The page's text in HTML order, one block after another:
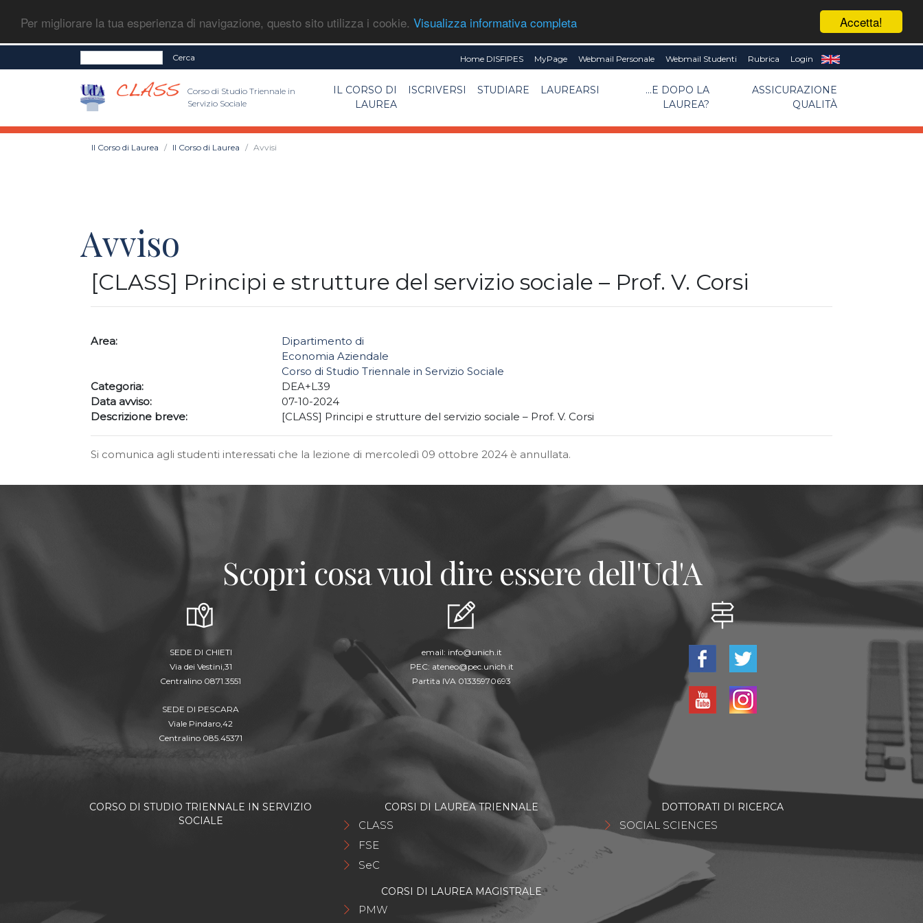
Accetta!
Per migliorare la tua esperienza di navigazione, questo sito utilizza i cookie. Visualizza informativa completa
Cerca Home DISFIPES MyPage Webmail Personale Webmail Studenti Rubrica Login
Corso di Studio Triennale in
Servizio Sociale
IL CORSO DI
LAUREA
ISCRIVERSI STUDIARE LAUREARSI
...E DOPO LA
LAUREA?
ASSICURAZIONE
QUALITÀ
Il Corso di Laurea Il Corso di Laurea Avvisi
Avviso
[CLASS] Principi e strutture del servizio sociale – Prof. V. Corsi
Area:
Dipartimento di
Economia Aziendale
Corso di Studio Triennale in Servizio Sociale
Categoria:
DEA+L39
Data avviso:
07-10-2024
Descrizione breve:
[CLASS] Principi e strutture del servizio sociale – Prof. V. Corsi
Si comunica agli studenti interessati che la lezione di mercoledì 09 ottobre 2024 è annullata.
Scopri cosa vuol dire essere dell'Ud'A
SEDE DI CHIETI
Via dei Vestini,31
Centralino 0871.3551
SEDE DI PESCARA
Viale Pindaro,42
Centralino 085.45371
email: info@unich.it
PEC: ateneo@pec.unich.it
Partita IVA 01335970693
CORSO DI STUDIO TRIENNALE IN SERVIZIO
SOCIALE
CORSI DI LAUREA TRIENNALE
CLASS
FSE
SeC
CORSI DI LAUREA MAGISTRALE
PMW
DOTTORATI DI RICERCA
SOCIAL SCIENCES